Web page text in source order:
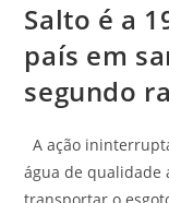
Salto é a
país em
segundo
A ação
água de qualidade